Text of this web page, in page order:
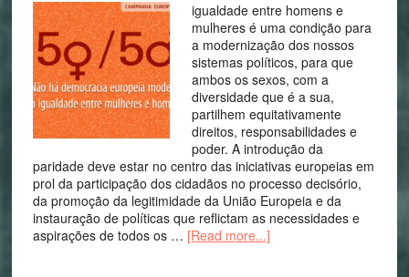
igualdade entre homens e
mulheres é uma condição para
a modernização dos nossos
sistemas políticos, para que
ambos os sexos, com a
diversidade que é a sua,
partilhem equitativamente
direitos, responsabilidades e
poder. A introdução da
paridade deve estar no centro das iniciativas europeias em
prol da participação dos cidadãos no processo decisório,
da promoção da legitimidade da União Europeia e da
instauração de políticas que reflictam as necessidades e
aspirações de todos os … [Read more...]